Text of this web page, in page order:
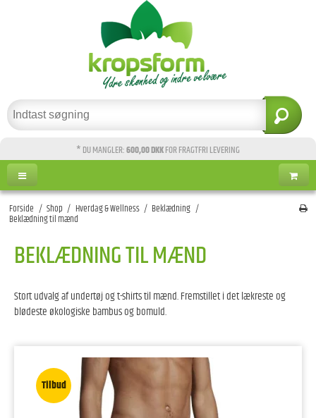
* DU MANGLER:600,00 DKKFOR FRAGTFRI LEVERING
Forside / Shop / Hverdag & Wellness / Beklædning /
Beklædning til mænd
BEKLÆDNING TIL MÆND
Stort udvalg af undertøj og t-shirts til mænd. Fremstillet i det lækreste og
blødeste økologiske bambus og bomuld.
Tilbud